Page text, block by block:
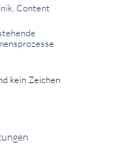
Content
kein Zeichen